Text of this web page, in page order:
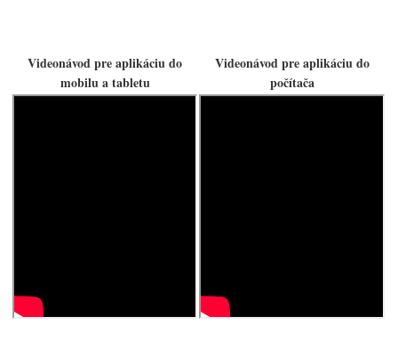
Videonávod pre aplikáciu do
mobilu a tabletu
Videonávod pre aplikáciu do
počítača